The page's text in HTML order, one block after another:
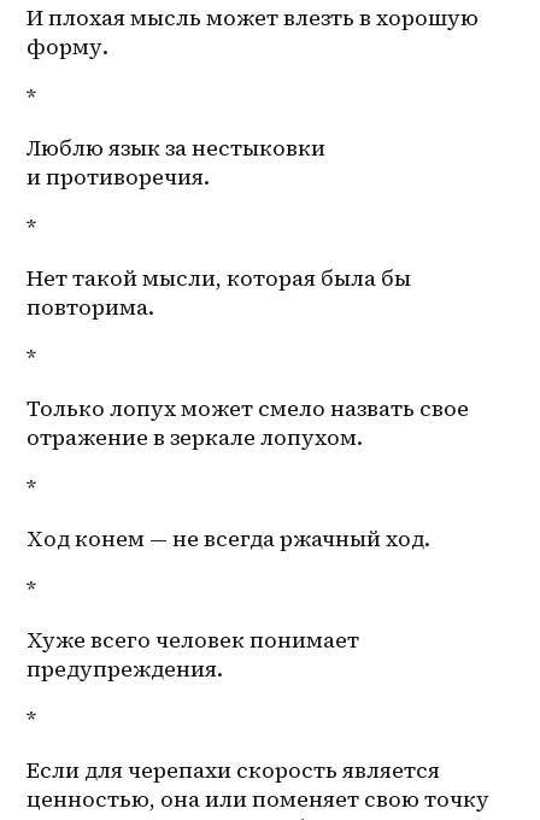
И плохая мысль может влезть в хорошую
форму.
*
Люблю язык за нестыковки
и противоречия.
*
Нет такой мысли, которая была бы
повторима.
*
Только лопух может смело назвать свое
отражение в зеркале лопухом.
*
Ход конем — не всегда ржачный ход.
*
Хуже всего человек понимает
предупреждения.
*
Если для черепахи скорость является
ценностью, она или поменяет свою точку